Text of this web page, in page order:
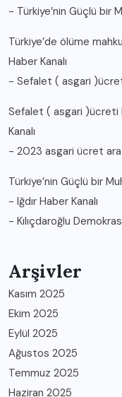
- Türkiye’nin Güçlü bir
Türkiye’de ölüme
Haber Kanalı
- Sefalet ( asgari
Sefalet ( asgari )ücreti
Kanalı
- 2023 asgari ücret
Türkiye’nin Güçlü bir
- Iğdır Haber Kanalı
- Kılıçdaroğlu
Arşivler
Kasım 2025
Ekim 2025
Eylül 2025
Ağustos 2025
Temmuz 2025
Haziran 2025